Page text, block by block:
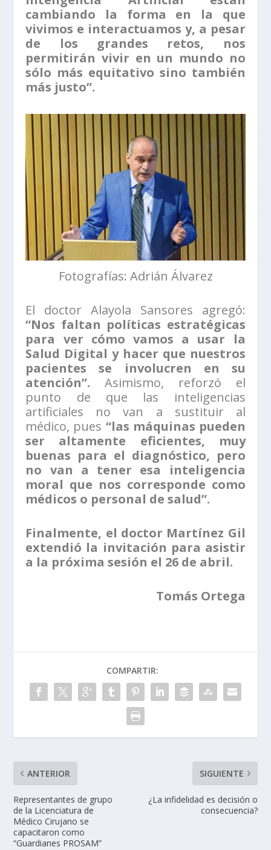
cambiando la forma en la que
vivimos e interactuamos y, a pesar
de los grandes retos, nos
permitirán vivir en un mundo no
sólo más equitativo sino también
más justo”.
Fotografías: Adrián Álvarez
El doctor Alayola Sansores agregó:
“Nos faltan políticas estratégicas
para ver cómo vamos a usar la
Salud Digital y hacer que nuestros
pacientes se involucren en su
atención”. Asimismo, reforzó el
punto de que las inteligencias
artificiales no van a sustituir al
médico, pues “las máquinas pueden
ser altamente eficientes, muy
buenas para el diagnóstico, pero
no van a tener esa inteligencia
moral que nos corresponde como
médicos o personal de salud”.
Finalmente, el doctor Martínez Gil
extendió la invitación para asistir
a la próxima sesión el 26 de abril.
Tomás Ortega
COMPARTIR:
ANTERIOR
Representantes de grupo
de la Licenciatura de
Médico Cirujano se
capacitaron como
“Guardianes PROSAM”
SIGUIENTE
¿La infidelidad es decisión o
consecuencia?